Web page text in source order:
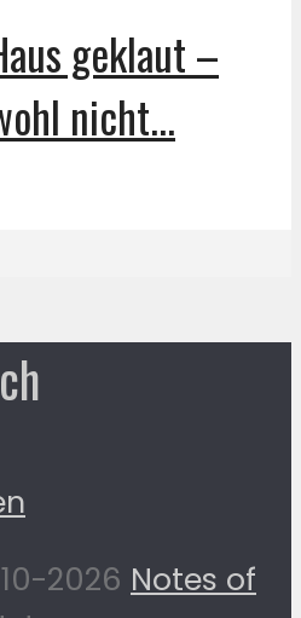
geklaut –
nicht...
2026 Notes of